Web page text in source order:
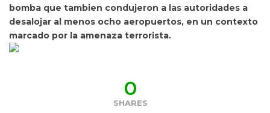
bomba que tambien condujeron a las autoridades a
desalojar al menos ocho aeropuertos, en un contexto
marcado por la amenaza terrorista.
0
SHARES